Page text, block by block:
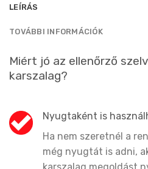
LEÍRÁS
TOVÁBBI INFORMÁCIÓK
Miért jó az ellenőrző
karszalag?
Nyugtaként is
Ha nem szeretnél a
még nyugtát is adni,